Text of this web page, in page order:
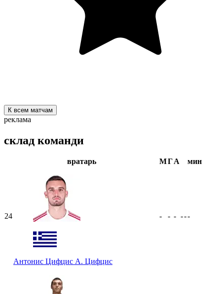
К всем матчам
реклама
склад команди
вратарь МГА мин
24
Антонис Цифцис А. Цифцис
- - - ---